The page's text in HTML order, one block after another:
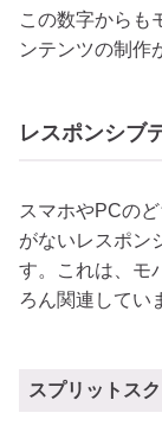
この数字からも
ンテンツの制作
レスポンシブ
スマホやPCの
がないレスポン
す。これは、モ
ろん関連してい
スプリットス